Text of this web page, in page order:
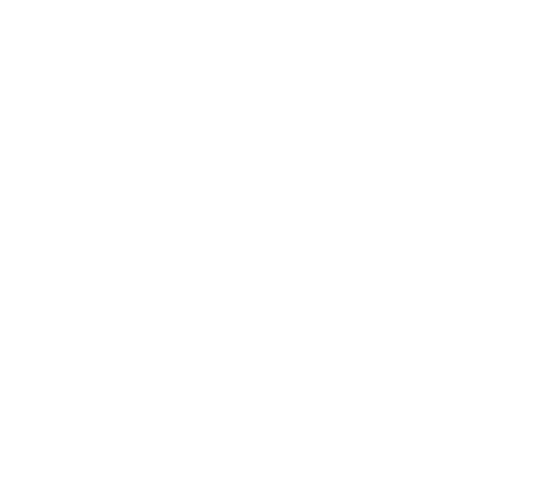
– dziļā ķermeņa attīrīšana un
padeve